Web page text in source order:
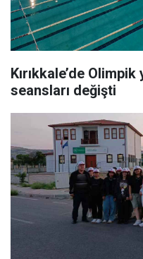
Kırıkkale’de
seansları değişti